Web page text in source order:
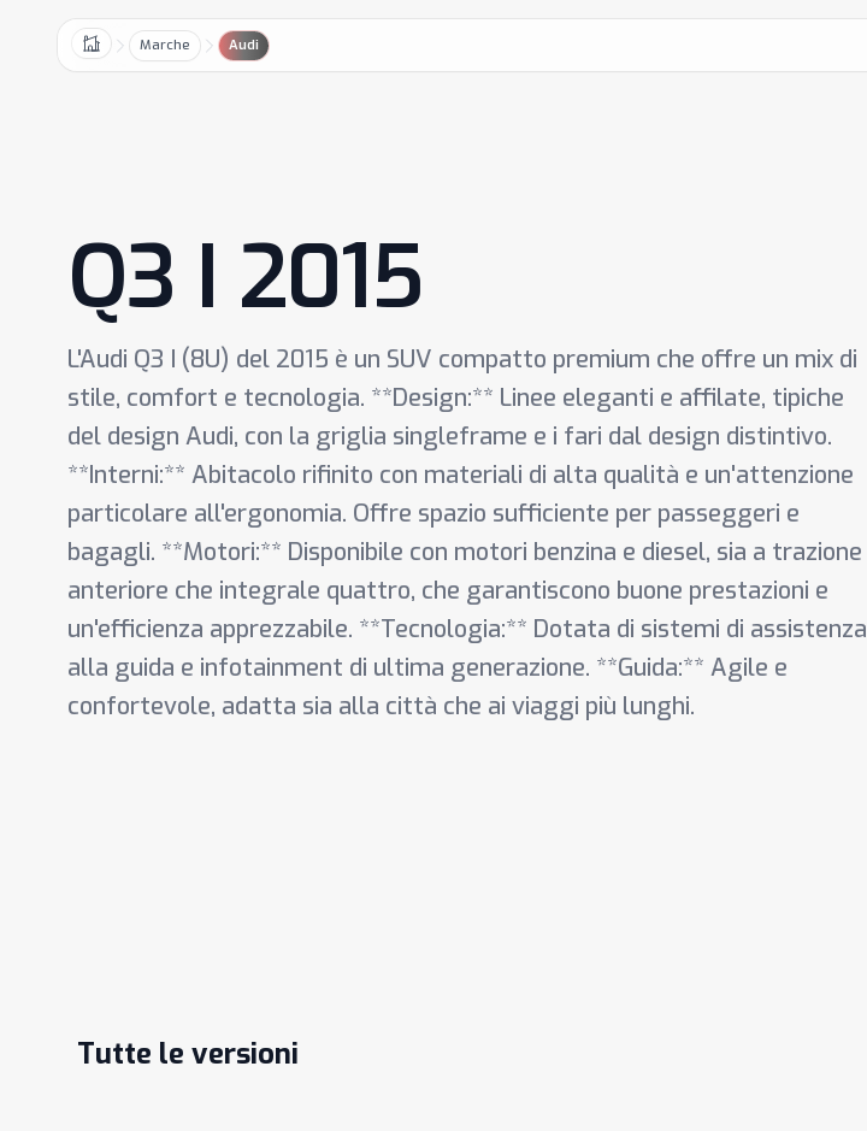
Home Marche Audi
Q3 I 2015
L'Audi Q3 I (8U) del 2015 è un SUV compatto premium che offre un mix di
stile, comfort e tecnologia. **Design:** Linee eleganti e affilate, tipiche
del design Audi, con la griglia singleframe e i fari dal design distintivo.
**Interni:** Abitacolo rifinito con materiali di alta qualità e un'attenzione
particolare all'ergonomia. Offre spazio sufficiente per passeggeri e
bagagli. **Motori:** Disponibile con motori benzina e diesel, sia a trazione
anteriore che integrale quattro, che garantiscono buone prestazioni e
un'efficienza apprezzabile. **Tecnologia:** Dotata di sistemi di assistenza
alla guida e infotainment di ultima generazione. **Guida:** Agile e
confortevole, adatta sia alla città che ai viaggi più lunghi.
Tutte le versioni